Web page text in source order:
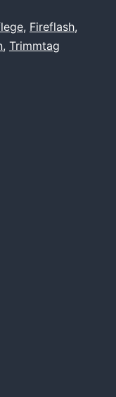
, Fireflash,
, Trimmtag